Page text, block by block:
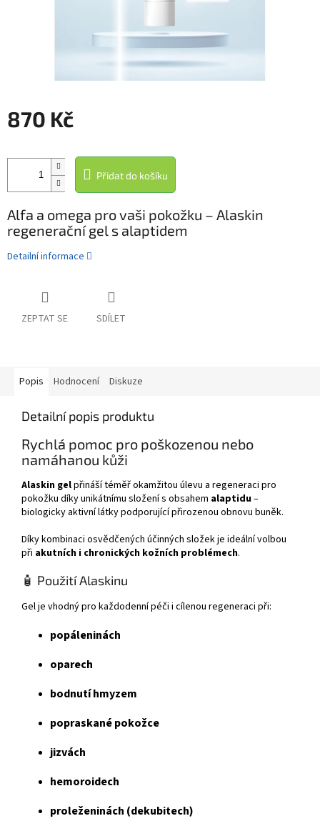
870 Kč
cena:
Přidat do košíku
Alfa a omega pro vaši pokožku – Alaskin
regenerační gel s alaptidem
Detailní informace
ZEPTAT SE SDÍLET
Popis Hodnocení Diskuze
Detailní popis produktu
Rychlá pomoc pro poškozenou nebo
namáhanou kůži
Alaskin gelpřináší téměř okamžitou úlevu a regeneraci pro
pokožku díky unikátnímu složení s obsahem alaptidu–
biologicky aktivní látky podporující přirozenou obnovu buněk.
Díky kombinaci osvědčených účinných složek je ideální volbou
při akutních i chronických kožních problémech.
🧴 Použití Alaskinu
Gel je vhodný pro každodenní péči i cílenou regeneraci při:
popáleninách
oparech
bodnutí hmyzem
popraskané pokožce
jizvách
hemoroidech
proleženinách (dekubitech)